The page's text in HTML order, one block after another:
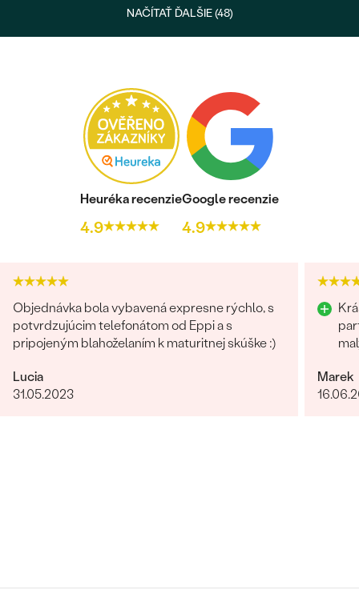
NAČÍTAŤ ĎALŠIE (48)
Heuréka recenzie
4.9
Google recenzie
4.9
Objednávka bola vybavená expresne rýchlo, s
potvrdzujúcim telefonátom od Eppi a s
pripojeným blahoželaním k maturitnej skúške :)
Lucia
31.05.2023
Marek